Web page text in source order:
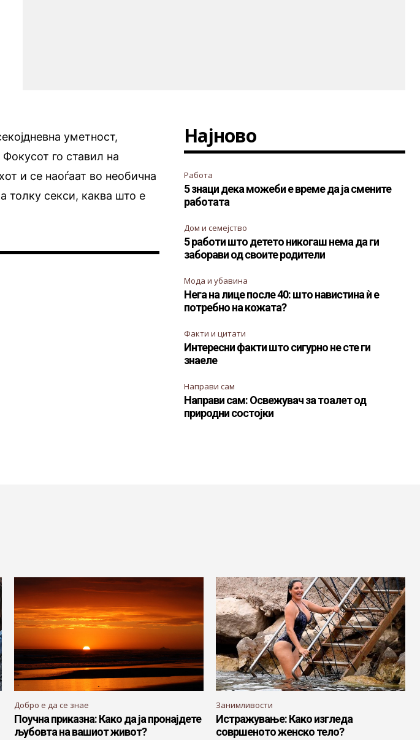
уметност,
го ставил на
и се наоѓаат во необична
толку секси, каква што е
Најново
Работа
5 знаци дека можеби е време да ја смените
работата
Дом и семејство
5 работи што детето никогаш нема да ги
заборави од своите родители
Мода и убавина
Нега на лице после 40: што навистина ѝ е
потребно на кожата?
Факти и цитати
Интересни факти што сигурно не сте ги
знаеле
Направи сам
Направи сам: Освежувач за тоалет од
природни состојки
Добро е да се знае
Поучна приказна: Како да ја пронајдете
љубовта на вашиот живот?
Занимливости
Истражување: Како изгледа
совршеното женско тело?